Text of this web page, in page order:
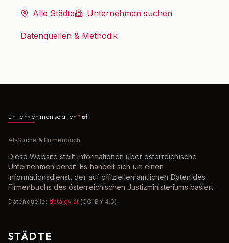
Alle Städte Unternehmen suchen
Datenquellen & Methodik
unternehmensdaten at
AI-Suche & Firmenbuch
Diese Website stellt Informationen über österreichische
Unternehmen bereit. Es handelt sich um einen
Informationsdienst, der auf offiziellen amtlichen Daten des
Firmenbuchs des österreichischen Justizministeriums basiert.
Datenquelle: data.gv.at (CC-BY 4.0)
STÄDTE